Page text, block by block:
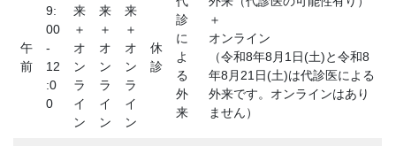
午
前
9:
00
-
12
:0
0
来
＋
オ
ン
ラ
イ
ン
来
＋
オ
ン
ラ
イ
ン
来
＋
オ
ン
ラ
イ
ン
休
診
診
に
よ
る
外
来
＋
オンライン
（令和8年8月1日(土)と令和8
年8月21日(土)は代診医による
外来です。オンラインはあり
ません）